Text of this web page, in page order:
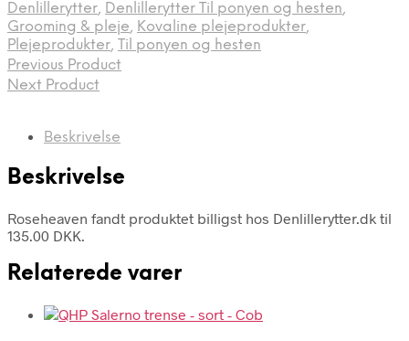
Denlillerytter, Denlillerytter Til ponyen og hesten,
Grooming & pleje, Kovaline plejeprodukter,
Plejeprodukter, Til ponyen og hesten
Previous Product
Next Product
Beskrivelse
Beskrivelse
Roseheaven fandt produktet billigst hos Denlillerytter.dk til
135.00 DKK.
Relaterede varer